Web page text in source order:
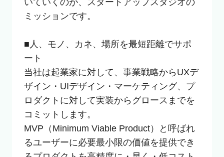
いていくのが、スタートアップスタジオの
ミッションです。
■人、モノ、カネ、場所を最短距離でサポ
ート
当社は起業家に対して、事業戦略からUXデ
ザイン・UIデザイン・マーケティング、プ
ロダクトに対して実装からグロースまでを
コミットします。
MVP（Minimum Viable Product）と呼ばれ
るユーザーに必要最小限の価値を提供でき